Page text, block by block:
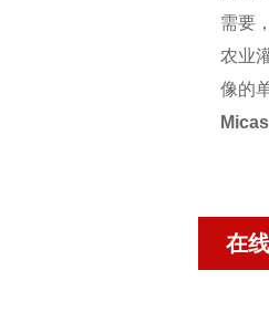
需要
农业
像的
在